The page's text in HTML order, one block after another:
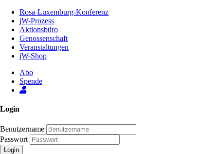
Inhalt
Seite
Rosa-Luxemburg-Konferenz
jW-Prozess
Aktionsbüro
Genossenschaft
Veranstaltungen
jW-Shop
Abo
Spende
Login
Benutzername
Passwort
Login